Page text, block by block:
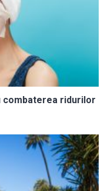
combaterea ridurilor